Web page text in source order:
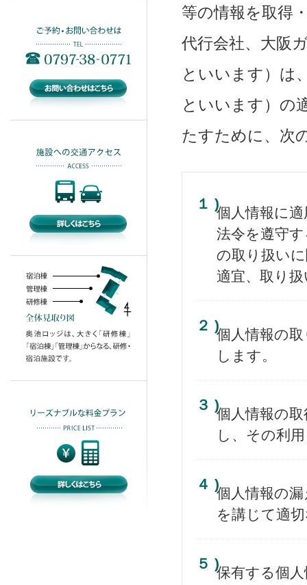
等の情報を取得
代行会社、大阪
といいます）は
といいます）の
たすために、次
１ )
個人情報に
法令を遵守
の取り扱い
適宜、取り
２ )
個人情報の
します。
３ )
個人情報の
し、その利
４ )
個人情報の
を講じて適
５ )
保有する個